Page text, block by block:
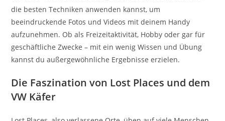
die besten Techniken anwenden kannst, um
beeindruckende Fotos und Videos mit deinem Handy
aufzunehmen. Ob als Freizeitaktivität, Hobby oder gar für
geschäftliche Zwecke – mit ein wenig Wissen und Übung
kannst du außergewöhnliche Ergebnisse erzielen.
Die Faszination von Lost Places und dem
VW Käfer